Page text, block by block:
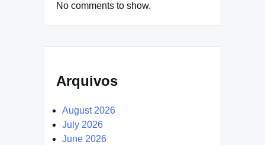
No comments to show.
Arquivos
August 2026
July 2026
June 2026